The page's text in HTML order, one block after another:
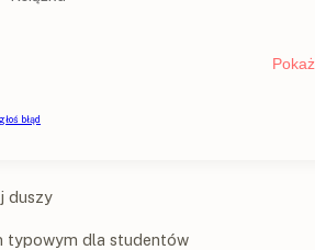
duszy
typowym dla studentów